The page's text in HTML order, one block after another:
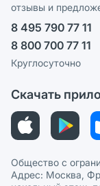
Ваши товары на
СМИ о нас
Политика
Политика
Политика в
отзывы и
8 495 790 77 11
8 800 700 77 11
Круглосуточно
Скачать
Общество с
Адрес: Москва,